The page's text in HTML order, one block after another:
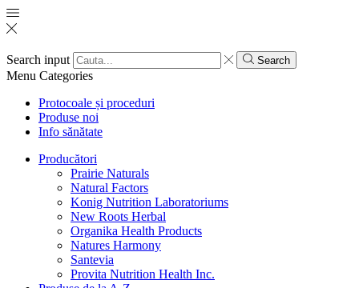
Search input Search
Menu Categories
Protocoale și proceduri
Produse noi
Info sănătate
Producători
Prairie Naturals
Natural Factors
Konig Nutrition Laboratoriums
New Roots Herbal
Organika Health Products
Natures Harmony
Santevia
Provita Nutrition Health Inc.